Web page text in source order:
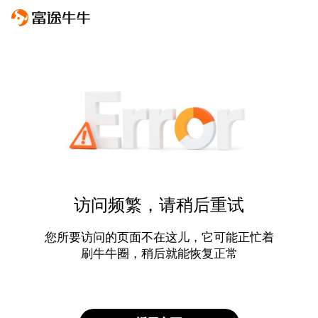
访问频繁，请稍后重试
您所要访问的页面不在这儿，它可能正忙着
刷牛牛圈，稍后就能恢复正常